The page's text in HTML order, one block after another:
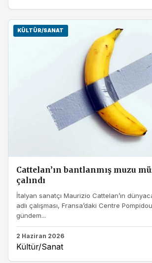
KÜLTÜR/SANAT
Cattelan’ın bantlanmış muzu
çalındı
İtalyan sanatçı Maurizio Cattelan’ın
adlı çalışması, Fransa’daki Centre
gündem...
2 Haziran 2026
Kültür/Sanat